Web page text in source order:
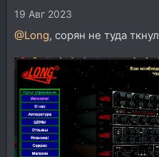
19 Авг 2023
@Long, сорян не туда ткнул